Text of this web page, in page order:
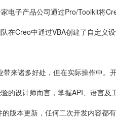
电子产品公司通过Pro/Toolkit将
在Creo中通过VBA创建了自定义
来诸多好处，但在实际操作中。
的设计师而言，掌握API、语言及
版本更新，任何二次开发内容都